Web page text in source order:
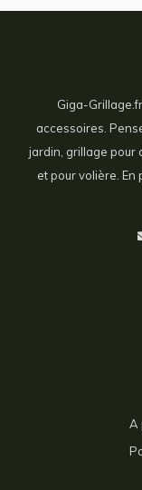
Giga-
accessoires.
jardin, grillage pour
et pour volière.
A